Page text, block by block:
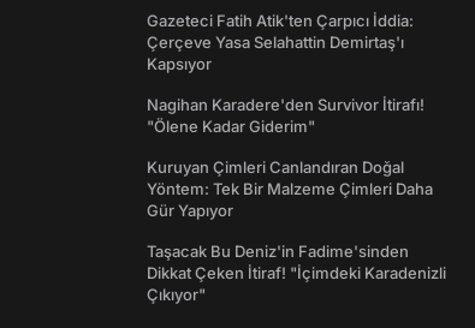
Gazeteci Fatih Atik'ten Çarpıcı İddia:
Çerçeve Yasa Selahattin Demirtaş'ı
Kapsıyor
Nagihan Karadere'den Survivor İtirafı!
"Ölene Kadar Giderim"
Kuruyan Çimleri Canlandıran Doğal
Yöntem: Tek Bir Malzeme Çimleri Daha
Gür Yapıyor
Taşacak Bu Deniz'in Fadime'sinden
Dikkat Çeken İtiraf! "İçimdeki Karadenizli
Çıkıyor"